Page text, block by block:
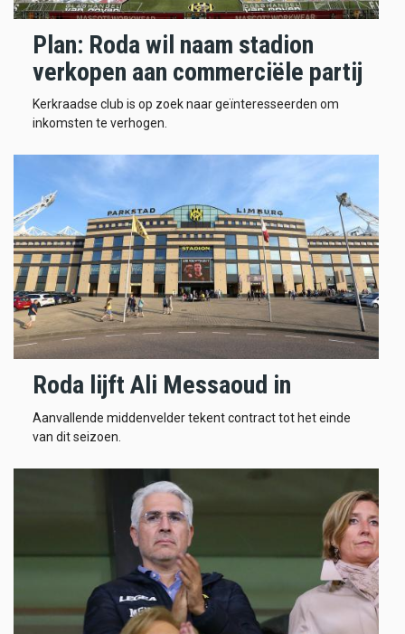
Plan: Roda wil naam stadion
verkopen aan commerciële partij
Kerkraadse club is op zoek naar geïnteresseerden om
inkomsten te verhogen.
Roda lijft Ali Messaoud in
Aanvallende middenvelder tekent contract tot het einde
van dit seizoen.